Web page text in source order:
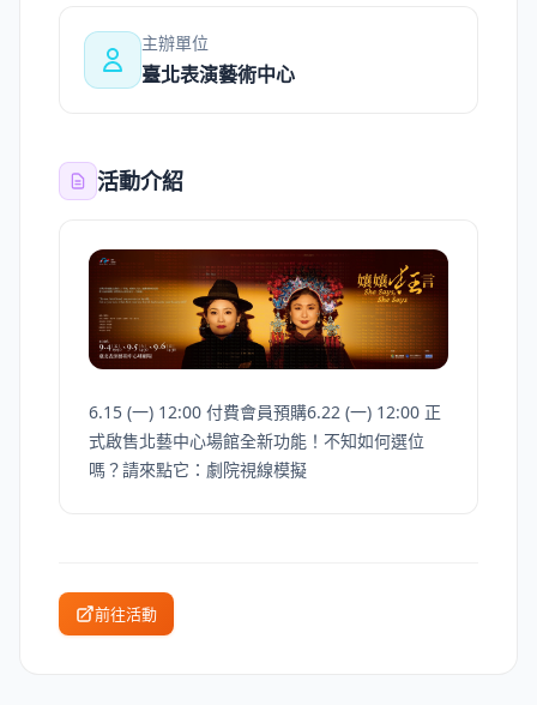
主辦單位
臺北表演藝術中心
活動介紹
6.15 (一) 12:00 付費會員預購6.22 (一) 12:00 正
式啟售北藝中心場館全新功能！不知如何選位
嗎？請來點它：劇院視線模擬
前往活動